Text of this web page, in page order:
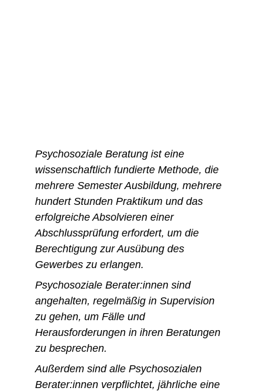
Psychosoziale Beratung ist eine
wissenschaftlich fundierte Methode, die
mehrere Semester Ausbildung, mehrere
hundert Stunden Praktikum und das
erfolgreiche Absolvieren einer
Abschlussprüfung erfordert, um die
Berechtigung zur Ausübung des
Gewerbes zu erlangen.
Psychosoziale Berater:innen sind
angehalten, regelmäßig in Supervision
zu gehen, um Fälle und
Herausforderungen in ihren Beratungen
zu besprechen.
Außerdem sind alle Psychosozialen
Berater:innen verpflichtet, jährliche eine